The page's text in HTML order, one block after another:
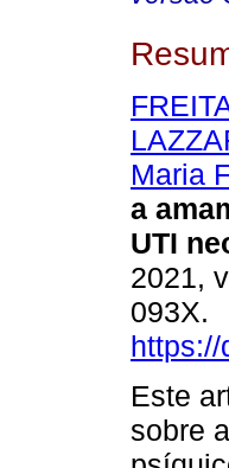
Maria
a
UTI
2021,
093X.
Este
sobre